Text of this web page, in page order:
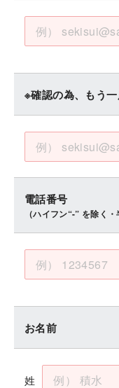
※確認の為、もう
電話番号
（ハイフン“-” を除く・
お名前
姓